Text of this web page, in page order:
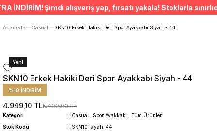
ÜCRETSİZ TESLİMAT İMKANI
SÜRDÜRÜLEBİLİR ÜRÜNLER
Anasayfa
Casual SKN10 Erkek Hakiki Deri Spor Ayakkabı Siyah - 44
Yeni
SKN10 Erkek Hakiki Deri Spor Ayakkabı Siyah - 44
%10 İNDİRİM
4.949,10 TL5.499,00 TL
Kategori Casual Spor Ayakkabı
Tüm Ürünler
Stok Kodu
SKN10-siyah-44
Şimdi alışveriş yap, fırsatı yakala! Stoklarla